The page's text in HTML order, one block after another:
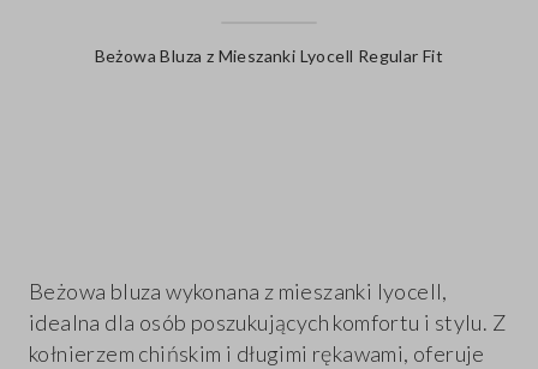
Beżowa Bluza z Mieszanki Lyocell Regular Fit
Beżowa bluza wykonana z mieszanki lyocell,
idealna dla osób poszukujących komfortu i stylu. Z
kołnierzem chińskim i długimi rękawami, oferuje